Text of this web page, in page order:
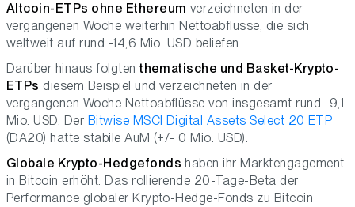
Altcoin-ETPs ohne Ethereum verzeichneten in der
vergangenen Woche weiterhin Nettoabflüsse, die sich
weltweit auf rund -14,6 Mio. USD beliefen.
Darüber hinaus folgtenthematische und Basket-Krypto-
ETPs diesem Beispiel und verzeichneten in der
vergangenen Woche Nettoabflüsse von insgesamt rund -9,1
Mio. USD. Der Bitwise MSCI Digital Assets Select 20 ETP
(DA20) hatte stabile AuM (+/- 0 Mio. USD).
Globale Krypto-Hedgefonds haben ihr Marktengagement
in Bitcoin erhöht. Das rollierende 20-Tage-Beta der
Performance globaler Krypto-Hedge-Fonds zu Bitcoin